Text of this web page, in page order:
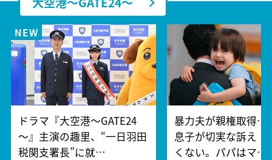
ドラマ『大空港～GATE24
～』主演の趣里、“一日羽田
税関支署長”に就…
暴力夫が親権取得…
息子が切実な訴え「
くない。パパはマ…